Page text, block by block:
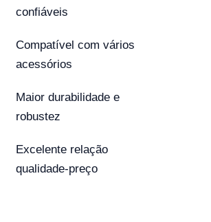
confiáveis
Compatível com vários
acessórios
Maior durabilidade e
robustez
Excelente relação
qualidade-preço